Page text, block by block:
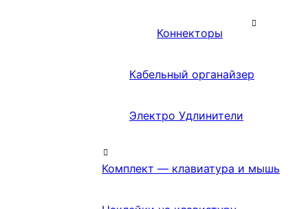
Коннекторы
Кабельный органайзер
Электро Удлинители
Комплект — клавиатура и мышь